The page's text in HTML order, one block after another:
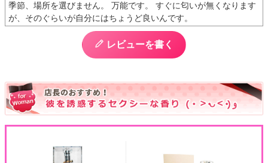
季節、場所を選びません。 万能です。 すぐに匂いが無くなります
が、そのぐらいが自分にはちょうど良いんです。
レビューを書く